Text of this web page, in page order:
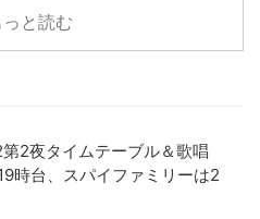
っと読む
第2夜タイムテーブル＆歌
タは19時台、スパイファミリ